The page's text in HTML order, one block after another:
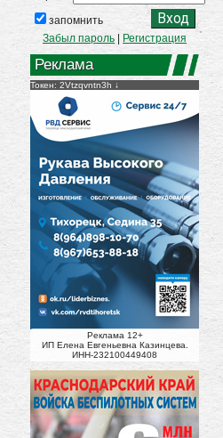
запомнить
Забыл пароль
Регистрация
Реклама
Токен: 2Vtzqvntn3h
Реклама 12+
ИП Елена Евгеньевна Казинцева.
ИНН-232100449408